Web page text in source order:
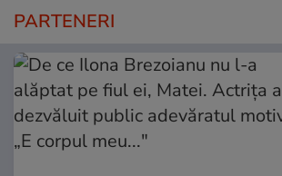
PARTENERI